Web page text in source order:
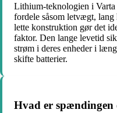
Lithium-teknologien i
fordele såsom letvægt,
lette konstruktion gør det
faktor. Den lange levetid
strøm i deres enheder i
skifte batterier.
Hvad er spændingen